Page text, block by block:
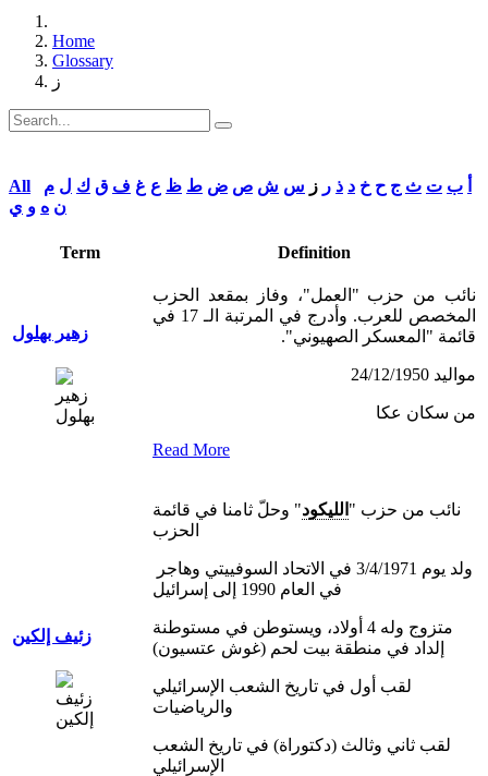
Home
Glossary
ز
All ب ت ث ج ح خ د ذ ر ز س ش ص ض ط ظ ع غ ف ق ك ل م
ن ه و ي
Term Definition
زهير بهلول
نائب من حزب "العمل"، وفاز بمقعد الحزب
المخصص للعرب. وأدرج في المرتبة الـ 17 في
قائمة "المعسكر الصهيوني".
مواليد 24/12/1950
من سكان عكا
Read More
زئيف إلكين
نائب من حزب " الليكود" وحلّ ثامنا في قائمة
الحزب
في العام 1990 إلى إسرائيل
متزوج وله 4 أولاد، ويستوطن في مستوطنة
إلداد في منطقة بيت لحم (غوش عتسيون)
لقب أول في تاريخ الشعب الإسرائيلي
والرياضيات
لقب ثاني وثالث (دكتوراة) في تاريخ الشعب
الإسرائيلي